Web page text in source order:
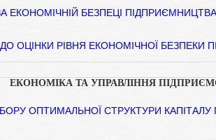
ЕКОНОМІЧНІЙ БЕЗПЕЦІ ПІДПРИЄМНИЦТВА
ОЦІНКИ РІВНЯ ЕКОНОМІЧНОЇ БЕЗПЕКИ
ЕКОНОМІКА ТА УПРАВЛІННЯ
ОПТИМАЛЬНОЇ СТРУКТУРИ КАПІТАЛУ